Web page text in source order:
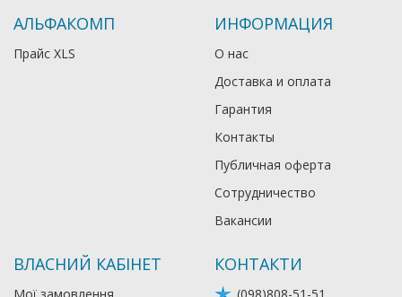
АЛЬФАКОМП
Прайс XLS
ИНФОРМАЦИЯ
О нас
Доставка и оплата
Гарантия
Контакты
Публичная оферта
Сотрудничество
Вакансии
ВЛАСНИЙ КАБІНЕТ КОНТАКТИ